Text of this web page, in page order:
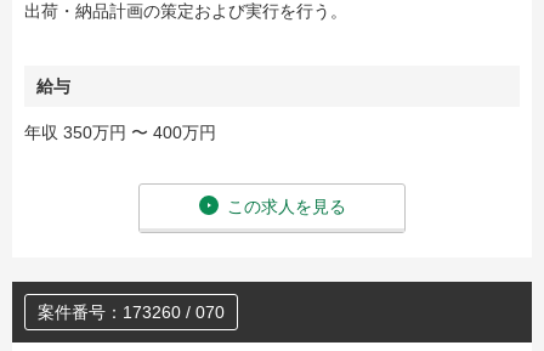
出荷・納品計画の策定および実行を行う。
給与
年収 350万円 〜 400万円
この求人を見る
案件番号：173260 / 070